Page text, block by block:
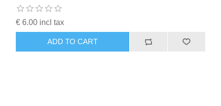
€ 6.00 incl tax
ADD TO CART